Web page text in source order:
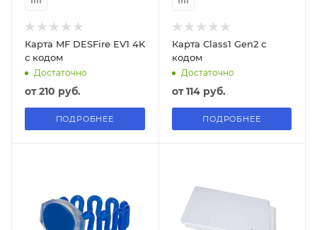
Карта MF DESFire EV1 4K
с кодом
Достаточно
от210 руб.
ПОДРОБНЕЕ
Карта Class1 Gen2 с
кодом
Достаточно
от114 руб.
ПОДРОБНЕЕ